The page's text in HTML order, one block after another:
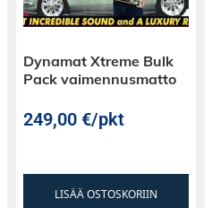
Dynamat Xtreme Bulk
Pack vaimennusmatto
249,00€/pkt
LISÄÄ OSTOSKORIIN